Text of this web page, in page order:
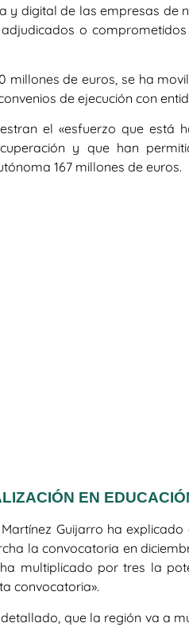
y digital de las empresas de
o
millones de euros, se ha
de ejecución con
el «esfuerzo que está
y que han
167 millones de euros.
EN
Guijarro ha
la convocatoria en
multiplicado por tres la
convocatoria».
que la región va a